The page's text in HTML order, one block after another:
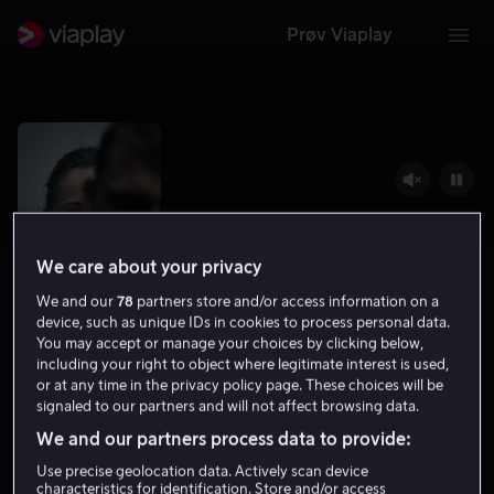
Prøv Viaplay
Vogter
1 t 34 min
We care about your privacy
We and our78 partners store and/or access information on a
device, such as unique IDs in cookies to process personal data.
You may accept or manage your choices by clicking below,
including your right to object where legitimate interest is used,
or at any time in the privacy policy page. These choices will be
signaled to our partners and will not affect browsing data.
We and our partners process data to provide:
Use precise geolocation data. Actively scan device
characteristics for identification. Store and/or access